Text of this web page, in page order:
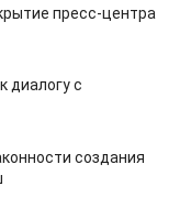
пресс-центра
диалогу с
создания